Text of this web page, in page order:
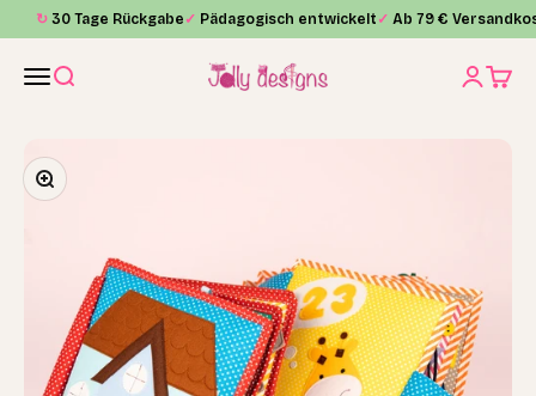
Skip to content
↻ 30 Tage Rückgabe ✓ Pädagogisch entwickelt ✓ Ab 79 €
MenuSearch Jolly Designs Login
Cart
Zoom